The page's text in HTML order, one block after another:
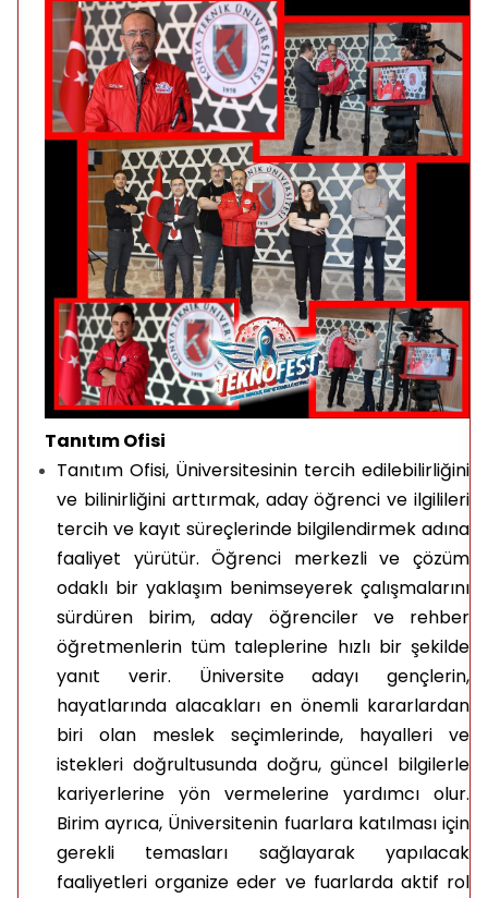
Tanıtım Ofisi
Tanıtım Ofisi, Üniversitesinin tercih edilebilirliğini
ve bilinirliğini arttırmak, aday öğrenci ve ilgilileri
tercih ve kayıt süreçlerinde bilgilendirmek adına
faaliyet yürütür. Öğrenci merkezli ve çözüm
odaklı bir yaklaşım benimseyerek çalışmalarını
sürdüren birim, aday öğrenciler ve rehber
öğretmenlerin tüm taleplerine hızlı bir şekilde
yanıt verir. Üniversite adayı gençlerin,
hayatlarında alacakları en önemli kararlardan
biri olan meslek seçimlerinde, hayalleri ve
istekleri doğrultusunda doğru, güncel bilgilerle
kariyerlerine yön vermelerine yardımcı olur.
Birim ayrıca, Üniversitenin fuarlara katılması için
gerekli temasları sağlayarak yapılacak
faaliyetleri organize eder ve fuarlarda aktif rol